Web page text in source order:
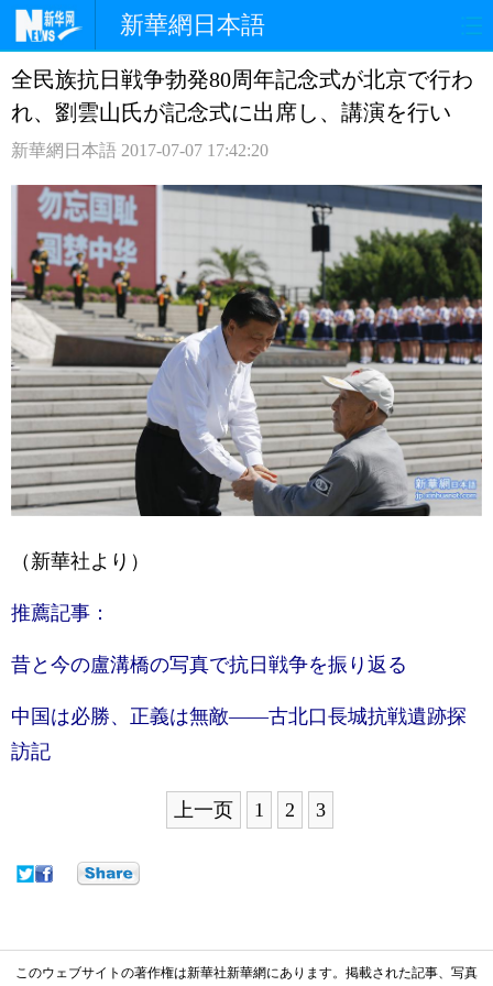
新華網日本語
ホームページ 政治 経済
観光 評論 写真
中日対訳
全民族抗日戦争勃発80周年記念式が北京で行わ
れ、劉雲山氏が記念式に出席し、講演を行い
新華網日本語 2017-07-07 17:42:20
（新華社より）
推薦記事：
昔と今の盧溝橋の写真で抗日戦争を振り返る
中国は必勝、正義は無敵——古北口長城抗戦遺跡探
訪記
上一页 1 2 3
このウェブサイトの著作権は新華社新華網にあります。掲載された記事、写真